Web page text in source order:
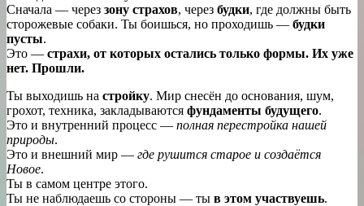
Сначала — через зону страхов, через будки, где должны быть
сторожевые собаки. Ты боишься, но проходишь — будки
пусты.
Это — страхи, от которых остались только формы. Их уже
нет. Прошли.
Ты выходишь на стройку. Мир снесён до основания, шум,
грохот, техника, закладываются фундаменты будущего.
Это и внутренний процесс — полная перестройка нашей
природы.
Это и внешний мир — где рушится старое и создаётся
Новое.
Ты в самом центре этого.
Ты не наблюдаешь со стороны — ты в этом участвуешь.